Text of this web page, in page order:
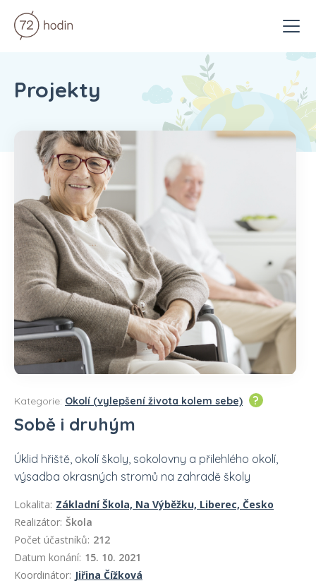
Menu
Projekty
Kategorie: Okolí (vylepšení života kolem sebe) ?
Sobě i druhým
Úklid hřiště, okolí školy, sokolovny a přilehlého okolí,
výsadba okrasných stromů na zahradě školy
Lokalita: Základní Škola, Na Výběžku, Liberec, Česko
Realizátor: Škola
Počet účastníků: 212
Datum konání: 15. 10. 2021
Koordinátor: Jiřina Čížková